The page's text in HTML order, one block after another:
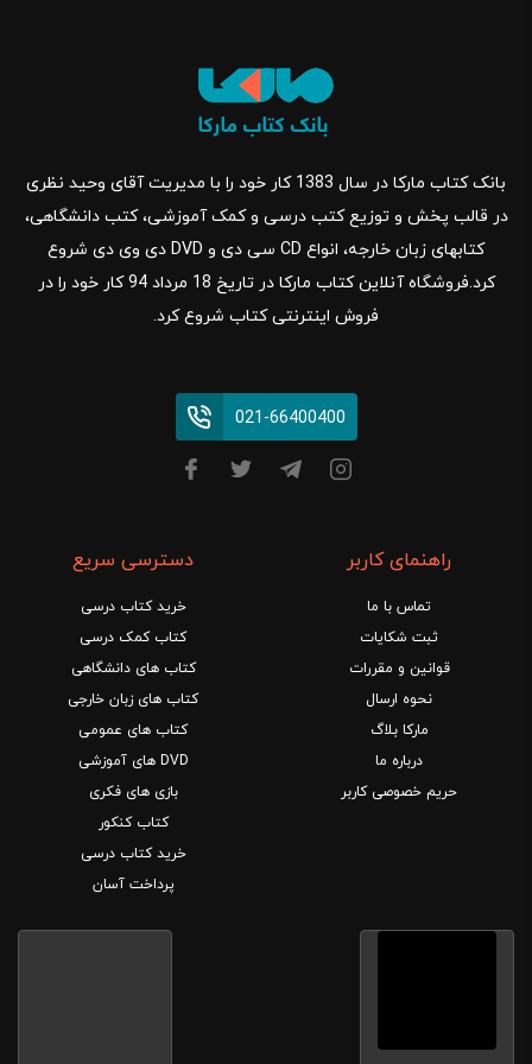
بانک کتاب مارکا در سال 1383 کار خود را با مدیریت آقای وحید نظری
در قالب پخش و توزیع کتب درسی و کمک آموزشی، کتب دانشگاهی،
کتابهای زبان خارجه، انواع CD سی دی و DVD دی وی دی شروع
کرد.فروشگاه آنلاین کتاب مارکا در تاریخ 18 مرداد 94 کار خود را در
فروش اینترنتی کتاب شروع کرد.
021-66400400
راهنمای کاربر
تماس با ما
ثبت شکایات
قوانین و مقررات
نحوه ارسال
مارکا بلاگ
درباره ما
حریم خصوصی کاربر
دسترسی سریع
خرید کتاب درسی
کتاب کمک درسی
کتاب های دانشگاهی
کتاب های زبان خارجی
کتاب های عمومی
DVD های آموزشی
بازی های فکری
کتاب کنکور
خرید کتاب درسی
پرداخت آسان